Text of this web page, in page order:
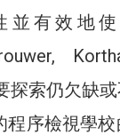
有效地使
探索仍欠缺
程序檢視學